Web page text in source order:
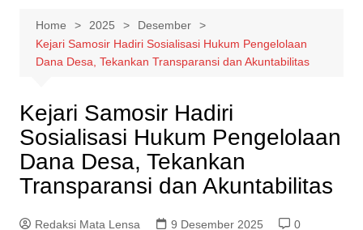
Home 2025
Desember
Kejari Samosir Hadiri Sosialisasi Hukum Pengelolaan
Dana Desa, Tekankan Transparansi dan Akuntabilitas
Kejari Samosir Hadiri
Sosialisasi Hukum Pengelolaan
Dana Desa, Tekankan
Transparansi dan Akuntabilitas
Redaksi Mata Lensa 9 Desember 2025
0